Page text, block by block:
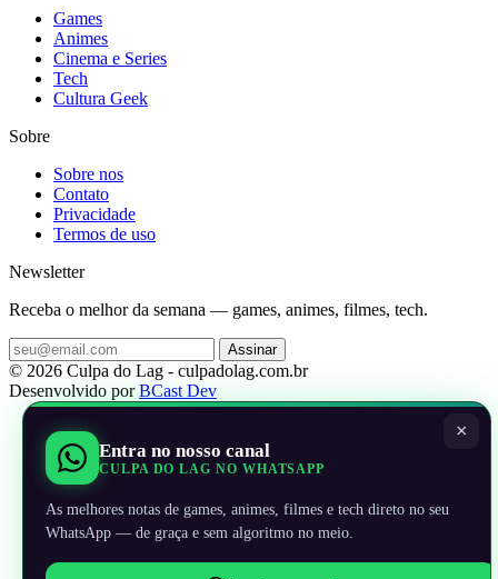
Games
Animes
Cinema e Series
Tech
Cultura Geek
Sobre
Sobre nos
Contato
Privacidade
Termos de uso
Newsletter
Receba o melhor da semana — games, animes, filmes, tech.
Assinar
© 2026 Culpa do Lag - culpadolag.com.br
Desenvolvido porBCast Dev
×
Entra no nosso canal
CULPA DO LAG NO WHATSAPP
As melhores notas de games, animes, filmes e tech direto no seu
WhatsApp — de graça e sem algoritmo no meio.